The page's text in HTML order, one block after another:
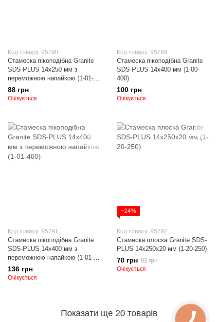
Код товару: 95790
Стамеска пікоподібна Granite
SDS-PLUS 14х250 мм з
переможною напайкою (1-01-
250)
88 грн
Очікується
Код товару: 95789
Стамеска пікоподібна Granite
SDS-PLUS 14х400 мм (1-00-
400)
100 грн
Очікується
Код товару: 95791
Стамеска пікоподібна Granite
SDS-PLUS 14х400 мм з
переможною напайкою (1-01-
400)
136 грн
Очікується
−24%
Код товару: 95792
Стамеска плоска Granite SDS-
PLUS 14х250х20 мм (1-20-250)
70 грн 92 грн
Очікується
Показати ще 20 товарів